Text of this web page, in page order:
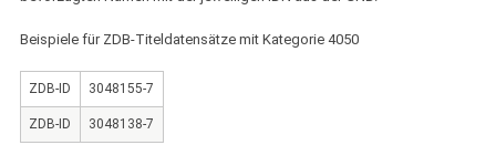
Beispiele für ZDB-Titeldatensätze mit Kategorie 4050
ZDB-ID 3048155-7
ZDB-ID 3048138-7